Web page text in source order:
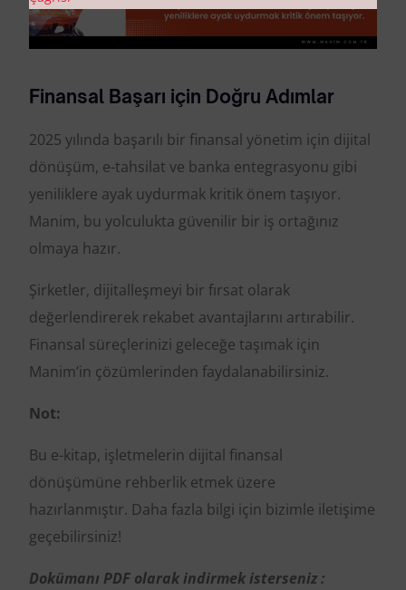
Finansal Başarı için Doğru Adımlar
2025 yılında başarılı bir finansal yönetim için dijital
dönüşüm, e-tahsilat ve banka entegrasyonu gibi
yeniliklere ayak uydurmak kritik önem taşıyor.
Manim, bu yolculukta güvenilir bir iş ortağınız
olmaya hazır.
Şirketler, dijitalleşmeyi bir fırsat olarak
değerlendirerek rekabet avantajlarını artırabilir.
Finansal süreçlerinizi geleceğe taşımak için
Manim’in çözümlerinden faydalanabilirsiniz.
Not:
Bu e-kitap, işletmelerin dijital finansal
dönüşümüne rehberlik etmek üzere
hazırlanmıştır. Daha fazla bilgi için bizimle iletişime
geçebilirsiniz!
Dokümanı PDF olarak indirmek isterseniz :